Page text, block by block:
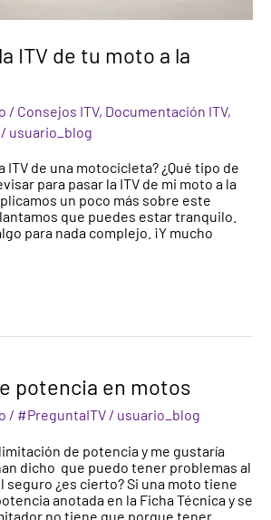
ITV de tu moto a la
/ Consejos ITV, Documentación ITV,
/ usuario_blog
ITV de una motocicleta? ¿Qué tipo de
para pasar la ITV de mi moto a la
un poco más sobre este
que puedes estar tranquilo.
para nada complejo. ¡Y mucho
potencia en motos
/ #PreguntaITV / usuario_blog
de potencia y me gustaría
dicho que puedo tener problemas al
seguro ¿es cierto? Si una moto tiene
anotada en la Ficha Técnica y se
no tiene que porque tener